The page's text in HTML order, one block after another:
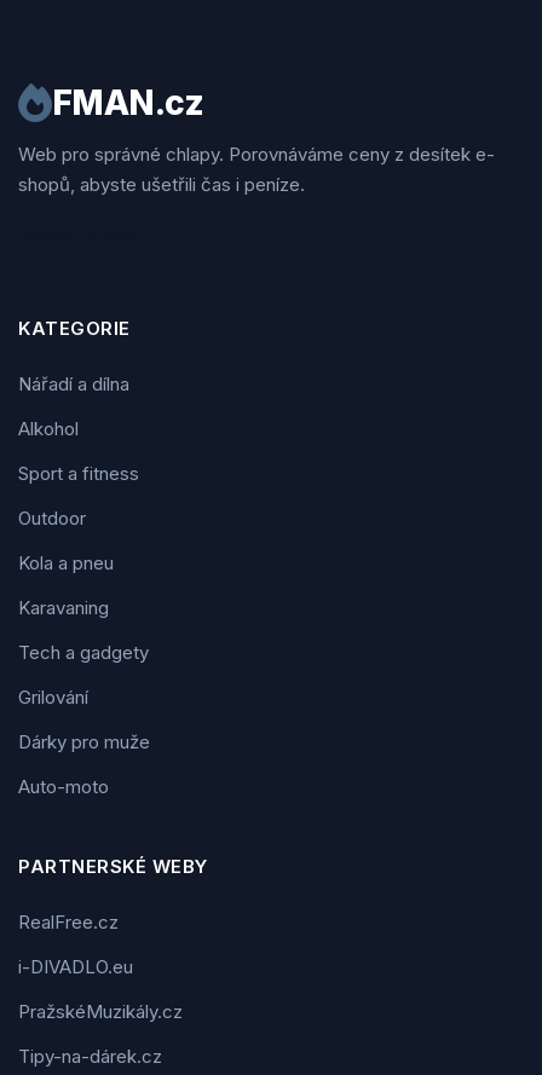
FMAN.cz
Web pro správné chlapy. Porovnáváme ceny z desítek e-
shopů, abyste ušetřili čas i peníze.
KATEGORIE
Nářadí a dílna
Alkohol
Sport a fitness
Outdoor
Kola a pneu
Karavaning
Tech a gadgety
Grilování
Dárky pro muže
Auto-moto
PARTNERSKÉ WEBY
RealFree.cz
i-DIVADLO.eu
PražskéMuzikály.cz
Tipy-na-dárek.cz